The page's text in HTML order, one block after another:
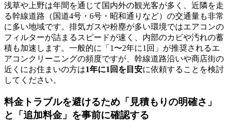
浅草や上野は年間を通じて国内外の観光客が多く、近隣を走
る幹線道路（国道4号・6号・昭和通りなど）の交通量も非常
に多い地域です。排気ガスや粉塵が多い環境ではエアコンの
フィルターが詰まるスピードが速く、内部のカビや汚れの蓄
積も加速します。一般的に「1〜2年に1回」が推奨されるエ
アコンクリーニングの頻度ですが、幹線道路沿いや商店街の
近くにお住まいの方は1年に1回を目安に依頼することを検討
してください。
料金トラブルを避けるため「見積もりの明確さ」
と「追加料金」を事前に確認する